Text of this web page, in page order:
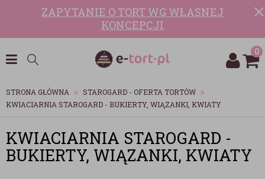
ZAPYTANIE O TORT WG WŁASNEJ
KONCEPCJI
0
STRONA GŁÓWNA
STAROGARD - OFERTA TORTÓW
KWIACIARNIA STAROGARD - BUKIERTY, WIĄZANKI, KWIATY
KWIACIARNIA STAROGARD -
BUKIERTY, WIĄZANKI, KWIATY